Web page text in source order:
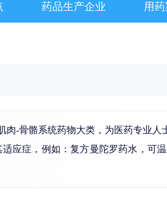
药品生产企业 用药
-骨骼系统药物大类，为医药专业人
应症，例如：复方曼陀罗药水，可